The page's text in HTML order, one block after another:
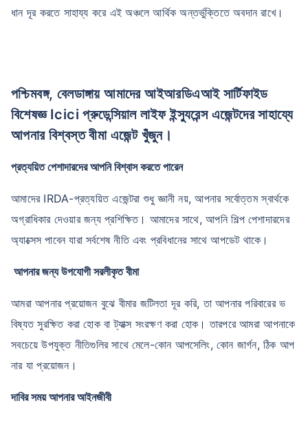
ধান দূর করতে সাহায্য করে এই অঞ্চলে আর্থিক অন্তর্ভুক্তিতে অবদান রাখে।
পশ্চিমবঙ্গ, বেলডাঙ্গায় আমাদের আইআরডিএআই সার্টিফাইড
বিশেষজ্ঞ Icici প্রুডেন্সিয়াল লাইফ ইন্স্যুরেন্স এজেন্টদের সাহায্যে
আপনার বিশ্বস্ত বীমা এজেন্ট খুঁজুন।
প্রত্যয়িত পেশাদারদের আপনি বিশ্বাস করতে পারেন
আমাদের IRDA-প্রত্যয়িত এজেন্টরা শুধু জ্ঞানী নয়, আপনার সর্বোত্তম স্বার্থকে
অগ্রাধিকার দেওয়ার জন্য প্রশিক্ষিত। আমাদের সাথে, আপনি শিল্প পেশাদারদের
অ্যাক্সেস পাবেন যারা সর্বশেষ নীতি এবং প্রবিধানের সাথে আপডেট থাকে।
আপনার জন্য উপযোগী সরলীকৃত বীমা
আমরা আপনার প্রয়োজন বুঝে বীমার জটিলতা দূর করি, তা আপনার পরিবারের ভ
বিষ্যত সুরক্ষিত করা হোক বা ট্যাক্স সংরক্ষণ করা হোক। তারপরে আমরা আপনাকে
সবচেয়ে উপযুক্ত নীতিগুলির সাথে মেলে-কোন আপসেলিং, কোন জার্গন, ঠিক আপ
নার যা প্রয়োজন।
দাবির সময় আপনার আইনজীবী